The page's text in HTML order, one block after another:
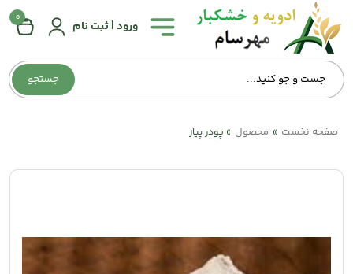
جستجو
ورود | ثبت نام
0
همه
دسته‌بندی‌ها
صفحه
اصلی
صفحه نخست » محصول » پودر پیاز